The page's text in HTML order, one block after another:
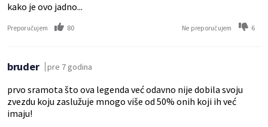
kako je ovo jadno...
Preporučujem 80 Ne preporučujem 6
bruder pre 7 godina
prvo sramota što ova legenda već odavno nije dobila svoju
zvezdu koju zaslužuje mnogo više od 50% onih koji ih već
imaju!